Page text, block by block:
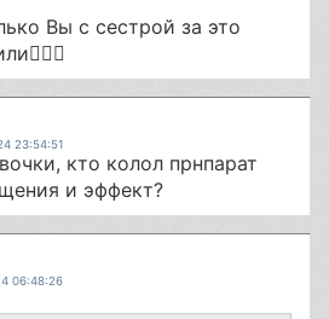
Вы с сестрой за это
23:54:51
кто колол прнпарат
и эффект?
06:48:26